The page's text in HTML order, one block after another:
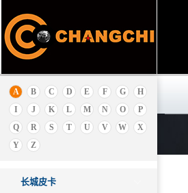
A B C D E F G
H
I
J K L M N O
P
Q
R S T U V W
X
Y
Z
比亚迪
标致.雪铁龙
北京重卡
C
长江EV
长安
昌河
长城皮卡